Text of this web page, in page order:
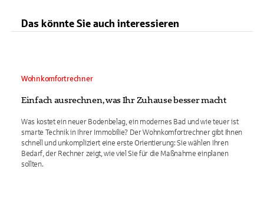
Das könnte Sie auch interessieren
Wohnkomfortrechner
Einfach ausrechnen, was Ihr Zuhause besser macht
Was kostet ein neuer Bodenbelag, ein modernes Bad und wie teuer ist
smarte Technik in Ihrer Immobilie? Der Wohnkomfortrechner gibt Ihnen
schnell und unkompliziert eine erste Orientierung: Sie wählen Ihren
Bedarf, der Rechner zeigt, wie viel Sie für die Maßnahme einplanen
sollten.